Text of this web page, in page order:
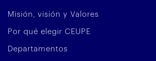
Misión, visión y Valores
Por qué elegir CEUPE
Departamentos